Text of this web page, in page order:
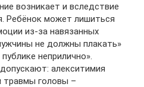
возникает и вследствие
Ребёнок может лишиться
из-за навязанных
не должны плакать»
неприлично».
алекситимия
травмы головы –